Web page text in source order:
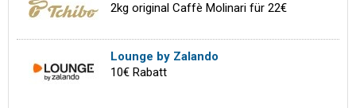
2kg original Caffè Molinari für 22€
Lounge by Zalando
10€ Rabatt